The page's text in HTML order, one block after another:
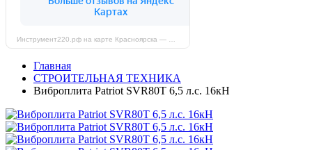
Главная
СТРОИТЕЛЬНАЯ ТЕХНИКА
Виброплита Patriot SVR80T 6,5 л.с. 16кН